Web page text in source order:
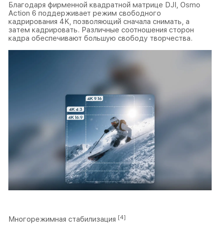
Благодаря фирменной квадратной матрице DJI, Osmo
Action 6 поддерживает режим свободного
кадрирования 4K, позволяющий сначала снимать, а
затем кадрировать. Различные соотношения сторон
кадра обеспечивают большую свободу творчества.
Многорежимная стабилизация [4]